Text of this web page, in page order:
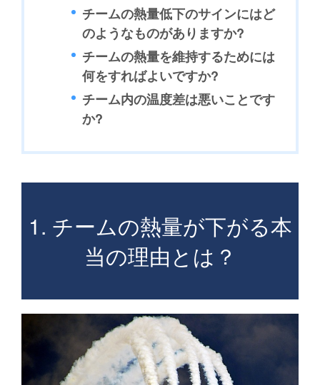
チームの熱量低下のサインにはど
のようなものがありますか?
チームの熱量を維持するためには
何をすればよいですか?
チーム内の温度差は悪いことです
か?
1. チームの熱量が下がる本
当の理由とは？